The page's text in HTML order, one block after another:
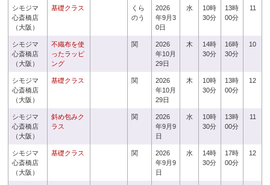
シモジマ
心斎橋店
（大阪）
基礎クラス
くら
のう
2026
年9月3
0日
水
10時
30分
13時
00分
11
シモジマ
心斎橋店
（大阪）
不織布を使
ったラッピ
ング
関
2026
年10月
29日
木
14時
30分
16時
30分
10
シモジマ
心斎橋店
（大阪）
基礎クラス 関
2026
年10月
29日
木
10時
30分
13時
00分
12
シモジマ
心斎橋店
（大阪）
斜め包みク
ラス
関
2026
年9月9
日
水
10時
30分
13時
00分
11
シモジマ
心斎橋店
（大阪）
基礎クラス 関
2026
年9月9
日
水
14時
30分
17時
00分
12